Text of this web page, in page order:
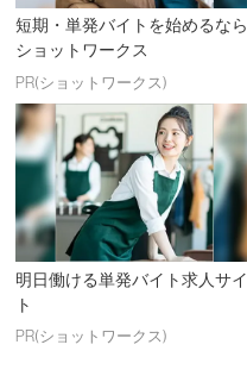
短期・単発バイトを始めるなら
ショットワークス
PR(ショットワークス)
明日働ける単発バイト求人サイ
ト
PR(ショットワークス)